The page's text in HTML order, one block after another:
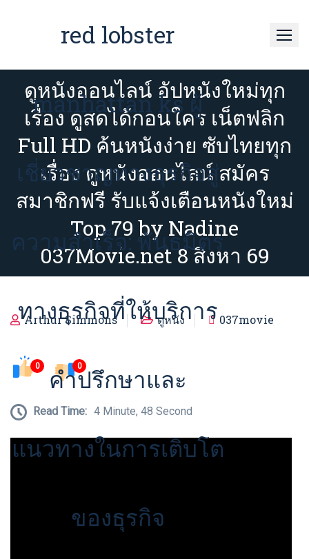
red lobster
manhattan ks ผู้
เชี่ยวชาญทางธุรกิจสู่
ความสำเร็จ: พันธมิตร
ทางธุรกิจที่ให้บริการ
คำปรึกษาและ
แนวทางในการเติบโต
ของธุรกิจ
ดูหนังออนไลน์ อัปหนังใหม่ทุก
เรื่อง ดูสดได้ก่อนใคร เน็ตฟลิก
Full HD ค้นหนังง่าย ซับไทยทุก
เรื่อง ดูหนังออนไลน์ สมัคร
สมาชิกฟรี รับแจ้งเตือนหนังใหม่
Top 79 by Nadine
037Movie.net 8 สิงหา 69
Arthur Simmons ดูหนัง 037movie
0 0
Read Time: 4 Minute, 48 Second